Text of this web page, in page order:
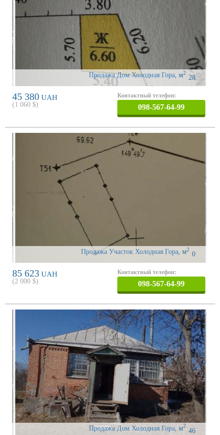
Продажа Дом Холодная Гора, 28
м2
45 380 UAH
(1 060 $)
Контактный телефон:
098-567-64-99
Продажа Участок Холодная Гора 0
м2
85 623 UAH
(2 000 $)
Контактный телефон:
098-567-64-99
Продажа Дом Холодная Гора 46
м2